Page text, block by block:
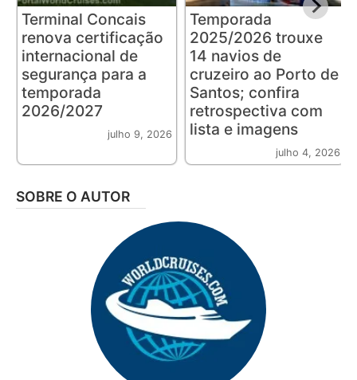
Terminal Concais
renova certificação
internacional de
segurança para a
temporada
2026/2027
julho 9, 2026
Temporada
2025/2026 trouxe
14 navios de
cruzeiro ao Porto de
Santos; confira
retrospectiva com
lista e imagens
julho 4, 2026
SOBRE O AUTOR